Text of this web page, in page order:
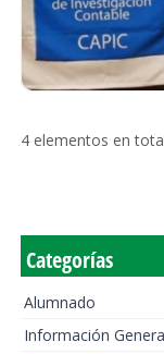
4 elementos en
Categorías
Alumnado
Información